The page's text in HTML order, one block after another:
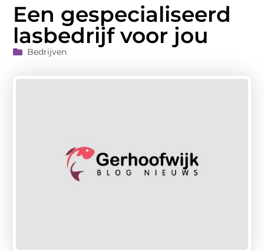
Een gespecialiseerd
lasbedrijf voor jou
Bedrijven